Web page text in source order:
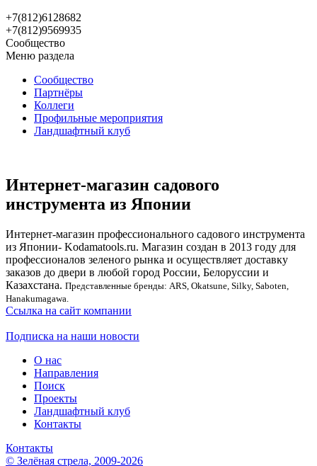
+7(812)6128682
+7(812)9569935
Сообщество
Меню раздела
Сообщество
Партнёры
Коллеги
Профильные мероприятия
Ландшафтный клуб
Интернет-магазин садового
инструмента из Японии
Интернет-магазин профессионального садового инструмента
из Японии- Kodamatools.ru. Магазин создан в 2013 году для
профессионалов зеленого рынка и осуществляет доставку
заказов до двери в любой город России, Белоруссии и
Казахстана. Представленные бренды: ARS, Okatsune, Silky, Saboten,
Hanakumagawa.
Ссылка на сайт компании
Подписка на наши новости
О нас
Направления
Поиск
Проекты
Ландшафтный клуб
Контакты
Контакты
© Зелёная стрела, 2009-2026